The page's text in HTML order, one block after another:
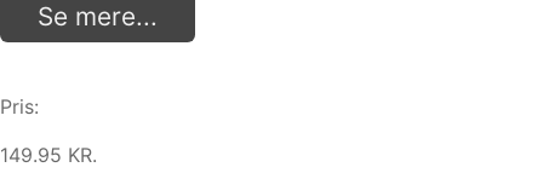
Se mere...
Pris:
149.95 KR.